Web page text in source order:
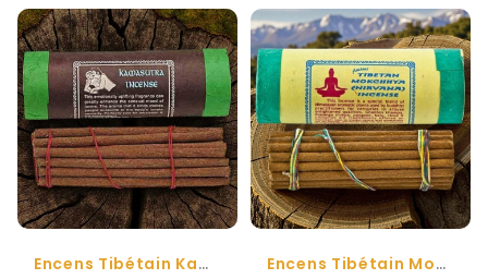
Encens Tibétain Kamasutra Encens Tibétain Mokchhya (Nirvana)